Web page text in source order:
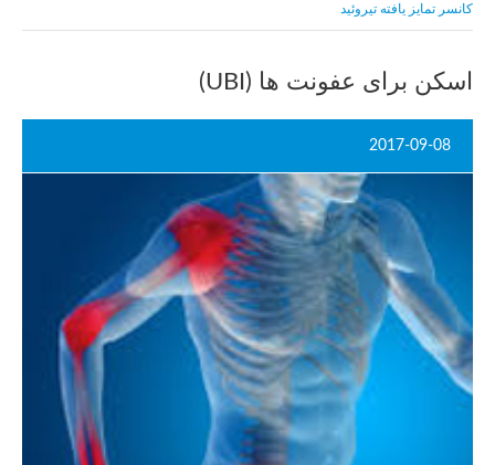
كانسر تمايز يافته تيروئيد
اسکن برای عفونت ها (UBI)
2017-09-08